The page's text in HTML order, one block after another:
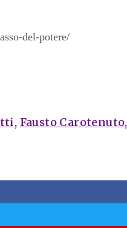
del-potere/
, Fausto Carotenuto,